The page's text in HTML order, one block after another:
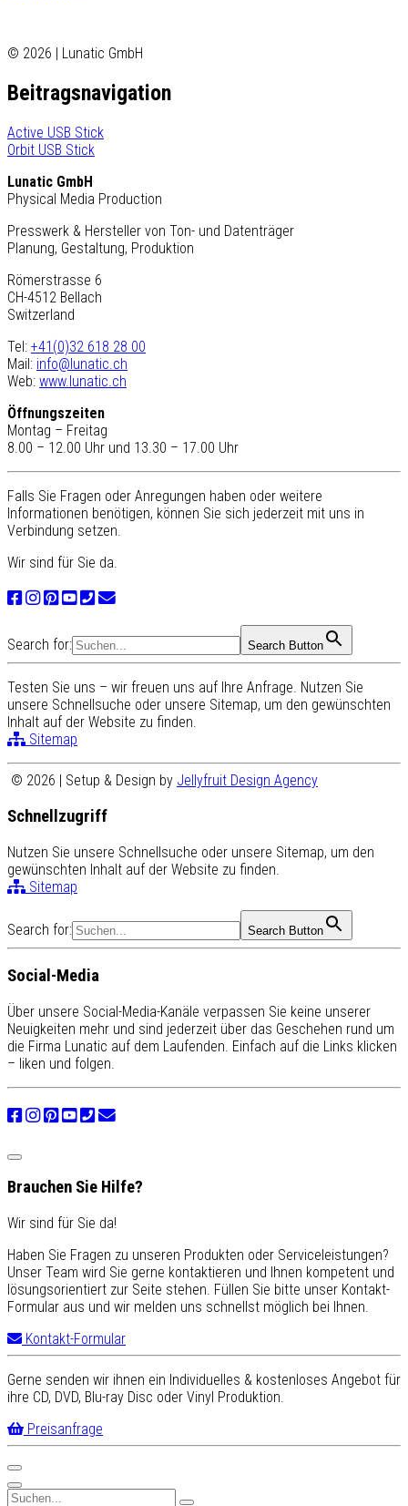
© 2026 | Lunatic GmbH
Beitragsnavigation
Active USB Stick
Orbit USB Stick
Lunatic GmbH
Physical Media Production
Presswerk & Hersteller von Ton- und Datenträger
Planung, Gestaltung, Produktion
Römerstrasse 6
CH-4512 Bellach
Switzerland
Tel: +41(0)32 618 28 00
Mail: info@lunatic.ch
Web: www.lunatic.ch
Öffnungszeiten
Montag – Freitag
8.00 – 12.00 Uhr und 13.30 – 17.00 Uhr
Falls Sie Fragen oder Anregungen haben oder weitere
Informationen benötigen, können Sie sich jederzeit mit uns in
Verbindung setzen.
Wir sind für Sie da.
Search for: Search Button
Testen Sie uns – wir freuen uns auf Ihre Anfrage. Nutzen Sie
unsere Schnellsuche oder unsere Sitemap, um den gewünschten
Inhalt auf der Website zu finden.
Sitemap
© 2026 | Setup & Design by Jellyfruit Design Agency
Schnellzugriff
Nutzen Sie unsere Schnellsuche oder unsere Sitemap, um den
gewünschten Inhalt auf der Website zu finden.
Sitemap
Search for: Search Button
Social-Media
Über unsere Social-Media-Kanäle verpassen Sie keine unserer
Neuigkeiten mehr und sind jederzeit über das Geschehen rund um
die Firma Lunatic auf dem Laufenden. Einfach auf die Links klicken
– liken und folgen.
Brauchen Sie Hilfe?
Wir sind für Sie da!
Haben Sie Fragen zu unseren Produkten oder Serviceleistungen?
Unser Team wird Sie gerne kontaktieren und Ihnen kompetent und
lösungsorientiert zur Seite stehen. Füllen Sie bitte unser Kontakt-
Formular aus und wir melden uns schnellst möglich bei Ihnen.
Kontakt-Formular
Gerne senden wir ihnen ein Individuelles & kostenloses Angebot für
ihre CD, DVD, Blu-ray Disc oder Vinyl Produktion.
Preisanfrage